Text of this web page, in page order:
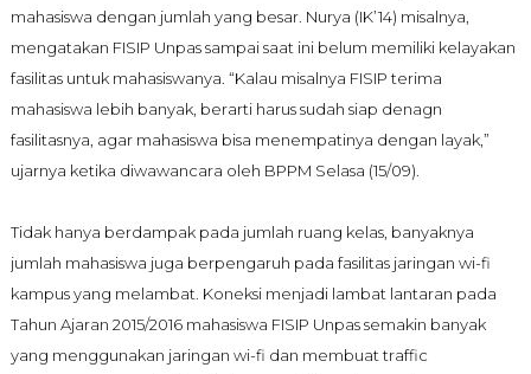
mahasiswa dengan jumlah yang besar. Nurya (IK’14) misalnya,
mengatakan FISIP Unpas sampai saat ini belum memiliki kelayakan
fasilitas untuk mahasiswanya. “Kalau misalnya FISIP terima
mahasiswa lebih banyak, berarti harus sudah siap denagn
fasilitasnya, agar mahasiswa bisa menempatinya dengan layak,”
ujarnya ketika diwawancara oleh BPPM Selasa (15/09).
Tidak hanya berdampak pada jumlah ruang kelas, banyaknya
jumlah mahasiswa juga berpengaruh pada fasilitas jaringan wi-fi
kampus yang melambat. Koneksi menjadi lambat lantaran pada
Tahun Ajaran 2015/2016 mahasiswa FISIP Unpas semakin banyak
yang menggunakan jaringan wi-fi dan membuat traffic